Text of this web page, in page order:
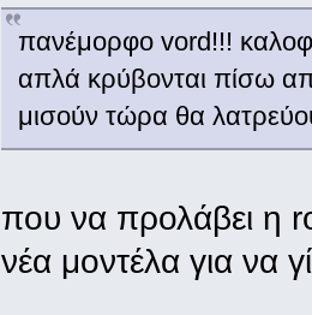
πανέμορφο vord!!!
απλά κρύβονται πίσω
μισούν τώρα θα
που να προλάβει η
νέα μοντέλα για να